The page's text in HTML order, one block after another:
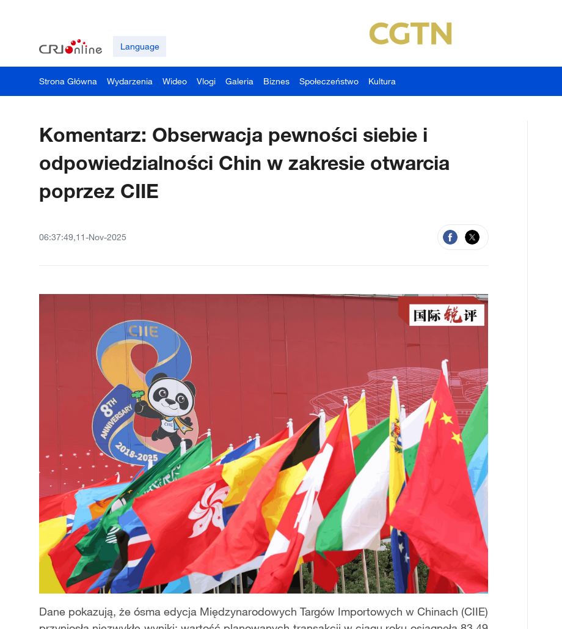
Language
Strona Główna Wydarzenia Wideo Vlogi Galeria Biznes Społeczeństwo Kultura
Komentarz: Obserwacja pewności siebie i
odpowiedzialności Chin w zakresie otwarcia
poprzez CIIE
06:37:49,11-Nov-2025
Dane pokazują, że ósma edycja Międzynarodowych Targów Importowych w Chinach (CIIE)